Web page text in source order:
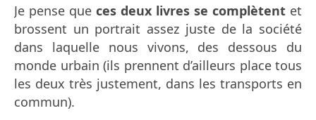
Je pense que ces deux livres se complètent et
brossent un portrait assez juste de la société
dans laquelle nous vivons, des dessous du
monde urbain (ils prennent d’ailleurs place tous
les deux très justement, dans les transports en
commun).